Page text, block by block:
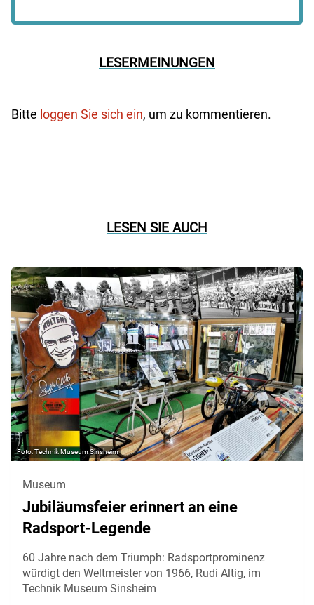
LESERMEINUNGEN
Bitte loggen Sie sich ein, um zu kommentieren.
LESEN SIE AUCH
Technik Museum Sinsheim
Museum
Jubiläumsfeier erinnert an eine
Radsport-Legende
60 Jahre nach dem Triumph: Radsportprominenz
würdigt den Weltmeister von 1966, Rudi Altig, im
Technik Museum Sinsheim